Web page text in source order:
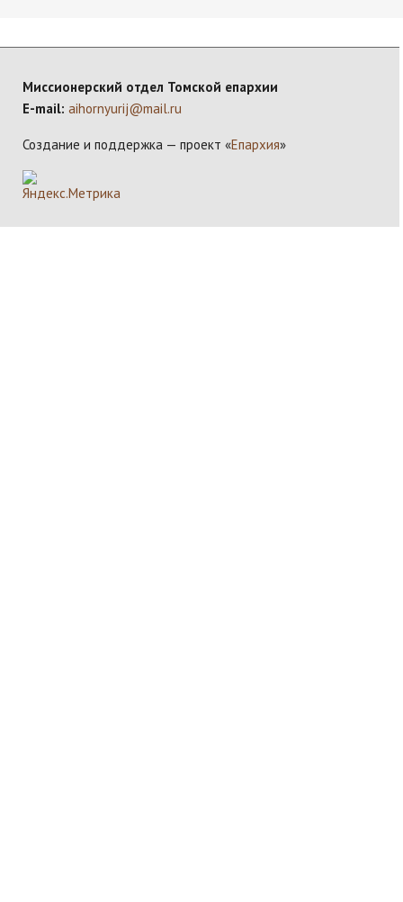
Миссионерский отдел Томской епархии
E-mail: aihornyurij@mail.ru
Создание и поддержка — проект «Епархия»